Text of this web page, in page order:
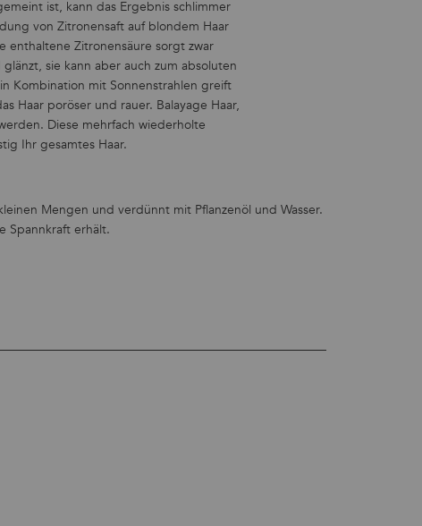
ist, kann das Ergebnis schlimmer
von Zitronensaft auf blondem Haar
enthaltene Zitronensäure sorgt zwar
sie kann aber auch zum absoluten
Kombination mit Sonnenstrahlen greift
Haar poröser und rauer. Balayage Haar,
Diese mehrfach wiederholte
Ihr gesamtes Haar.
Mengen und verdünnt mit Pflanzenöl und Wasser.
Spannkraft erhält.